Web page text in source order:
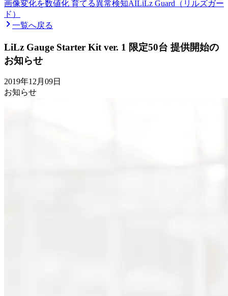
画像変化を数値化 育てる異常検知AILiLz Guard（リルズガー
ド）
一覧へ戻る
LiLz Gauge Starter Kit ver. 1 限定50台 提供開始の
お知らせ
2019年12月09日
お知らせ